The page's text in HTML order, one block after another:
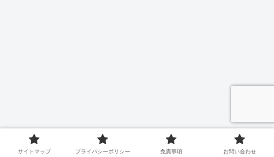
サイトマップ プライバシーポリシー 免責事項 お問い合わせ